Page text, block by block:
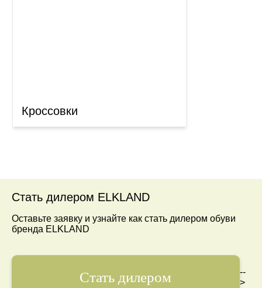
Кроссовки
Стать дилером ELKLAND
Оставьте заявку и узнайте как стать дилером обуви
бренда ELKLAND
Стать дилером
--
>